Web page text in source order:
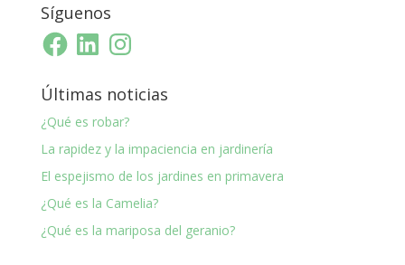
Síguenos
FacebookLinkedInInstagram
Últimas noticias
¿Qué es robar?
La rapidez y la impaciencia en jardinería
El espejismo de los jardines en primavera
¿Qué es la Camelia?
¿Qué es la mariposa del geranio?